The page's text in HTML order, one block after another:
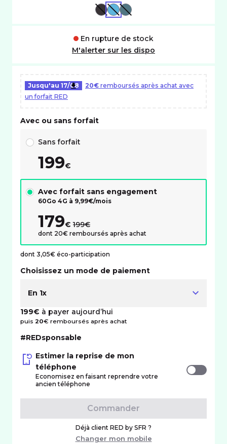
NOIR BLEU VERT
En rupture de stock
M'alerter sur les dispo
Jusqu'au 17/08 20€ remboursés après achat avec
un forfait RED
Avec ou sans forfait
Sans forfait
199€
Avec forfait sans engagement
60Go 4G à 9,99€/mois
179€ 199€
dont 20€ remboursés après achat
dont 3,05€ éco-participation
Choisissez un mode de paiement
En 1x
199€ à payer aujourd’hui
puis 20€ remboursés après achat
#REDsponsable
Estimer la reprise de mon
téléphone
Economisez en faisant reprendre votre
ancien téléphone
Commander
Déjà client RED by SFR ?
Changer mon mobile